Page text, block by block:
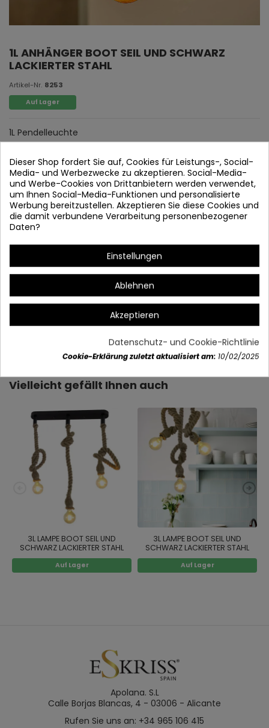
1L ANHÄNGER BOOT SEIL UND SCHWARZ
LACKIERTER STAHL
Artikel-Nr. 8253
Auf Lager
1L Pendelleuchte
Vielleicht gefällt Ihnen auch
3L LAMPE BOOT SEIL UND
SCHWARZ LACKIERTER STAHL
Auf Lager
3L LAMPE BOOT SEIL UND
SCHWARZ LACKIERTER STAHL
Auf Lager
Apolana. S.L
Calle Borjas Blancas, 4 - 03006 - Alicante
Rufen Sie uns an: +34 965 106 415
Dieser Shop fordert Sie auf, Cookies für Leistungs-, Social-
Media- und Werbezwecke zu akzeptieren. Social-Media-
und Werbe-Cookies von Drittanbietern werden verwendet,
um Ihnen Social-Media-Funktionen und personalisierte
Werbung bereitzustellen. Akzeptieren Sie diese Cookies und
die damit verbundene Verarbeitung personenbezogener
Daten?
Einstellungen
Ablehnen
Akzeptieren
Datenschutz- und Cookie-Richtlinie
Cookie-Erklärung zuletzt aktualisiert am: 10/02/2025